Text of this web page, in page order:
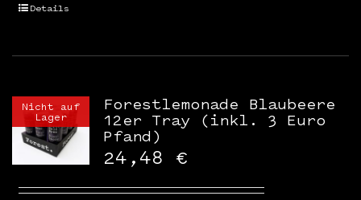
Details
Nicht auf
Lager
Forestlemonade Blaubeere
12er Tray (inkl. 3 Euro
Pfand)
24,48 €